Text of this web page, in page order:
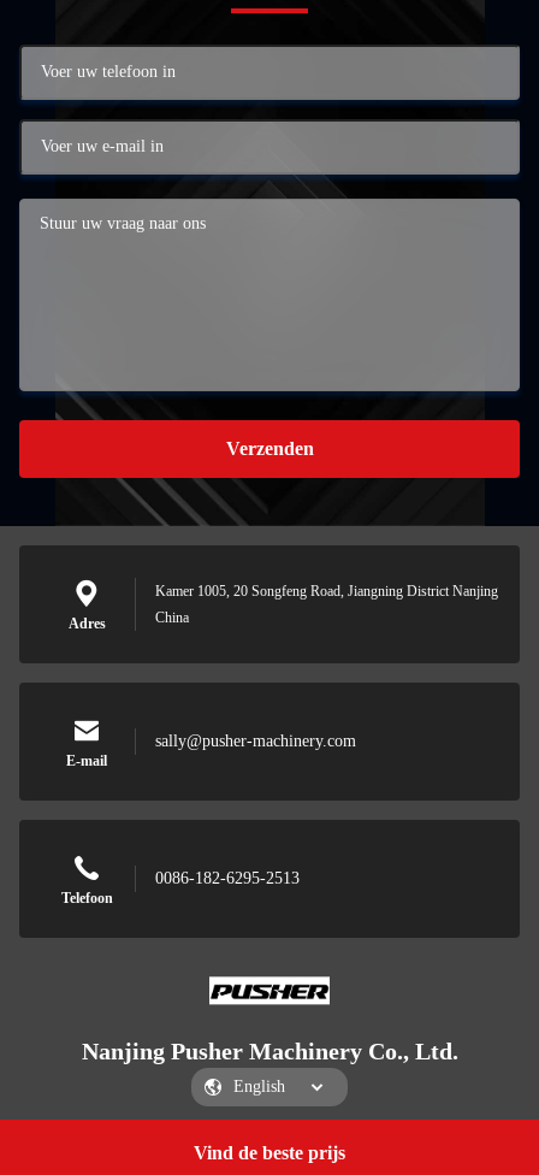
Vind de beste prijs
Verzenden
Adres
Kamer 1005, 20 Songfeng Road, Jiangning District Nanjing
China
E-mail
sally@pusher-machinery.com
Telefoon
0086-182-6295-2513
Nanjing Pusher Machinery Co., Ltd.
Nanjing Pusher Machinery Co., Ltd.